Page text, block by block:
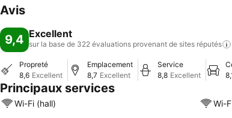
Avis
9,4 Excellent
sur la base de 322 évaluations provenant de sites réputés
Propreté
8,6 Excellent
Emplacement
8,7 Excellent
Service
8,8 Excellent
Principaux services
Wi-Fi (hall) Wi-